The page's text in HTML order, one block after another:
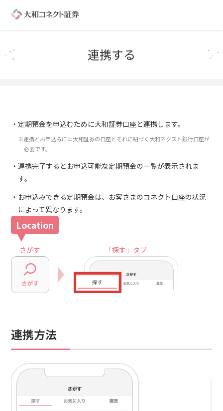
連携する
定期預金を申込むために大和証券口座と連携します。
※連携とお申込みには大和証券の口座とそれに紐づく大和ネクスト銀行口座が
必要です。
連携完了するとお申込可能な定期預金の一覧が表示されま
す。
お申込みできる定期預金は、お客さまのコネクト口座の状況
によって異なります。
さがす 「探す」タブ
連携方法